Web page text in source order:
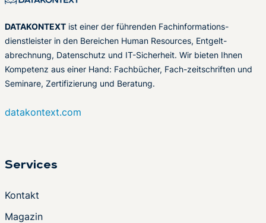
DATAKONTEXT ist einer der führenden Fachinformations-
dienstleister in den Bereichen Human Resources, Entgelt-
abrechnung, Datenschutz und IT-Sicherheit. Wir bieten Ihnen
Kompetenz aus einer Hand: Fachbücher, Fach-zeitschriften und
Seminare, Zertifizierung und Beratung.
datakontext.com
Services
Kontakt
Magazin